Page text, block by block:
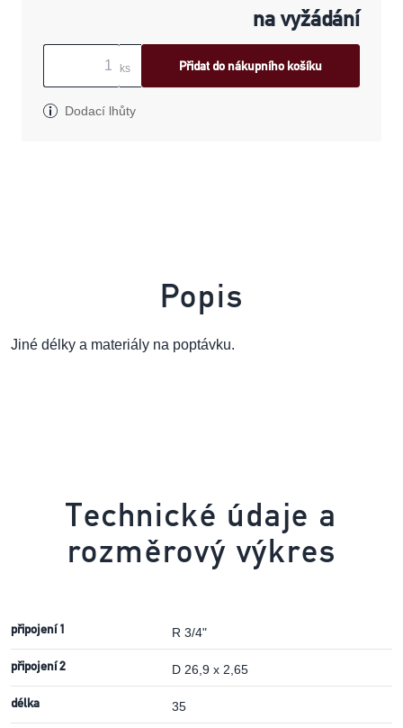
na vyžádání
ks Přidat do nákupního košíku
Dodací lhůty
Popis
Jiné délky a materiály na poptávku.
Technické údaje a
rozměrový výkres
připojení 1 R 3/4"
připojení 2 D 26,9 x 2,65
délka 35